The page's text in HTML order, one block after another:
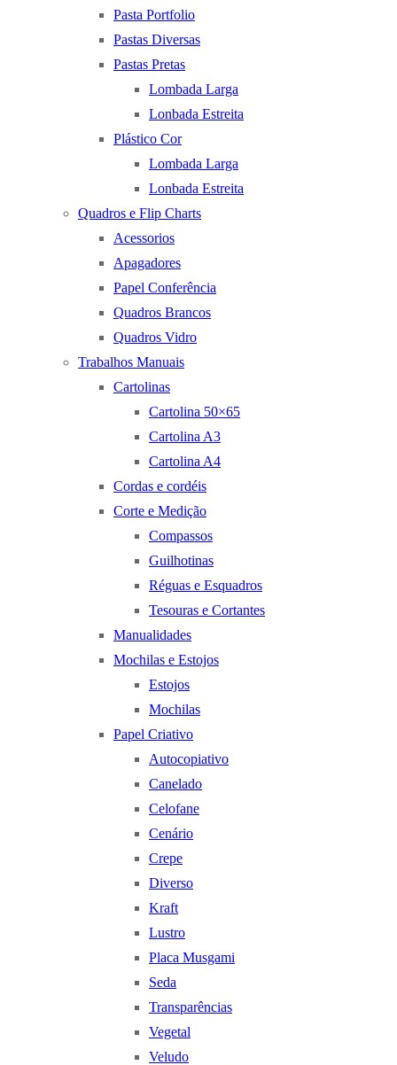
Pasta Portfolio
Pastas Diversas
Pastas Pretas
Lombada Larga
Lonbada Estreita
Plástico Cor
Lombada Larga
Lonbada Estreita
Quadros e Flip Charts
Acessorios
Apagadores
Papel Conferência
Quadros Brancos
Quadros Vidro
Trabalhos Manuais
Cartolinas
Cartolina 50×65
Cartolina A3
Cartolina A4
Cordas e cordéis
Corte e Medição
Compassos
Guilhotinas
Réguas e Esquadros
Tesouras e Cortantes
Manualidades
Mochilas e Estojos
Estojos
Mochilas
Papel Criativo
Autocopiativo
Canelado
Celofane
Cenário
Crepe
Diverso
Kraft
Lustro
Placa Musgami
Seda
Transparências
Vegetal
Veludo